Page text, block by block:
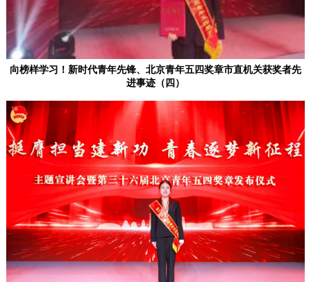
政民互动
12345网上接诉即办 我要咨询 我要建议
参与调查 在线访谈 图说互动
走进北京
北京概况 十六区概览 人文北京
绿色北京 图说北京 视频北京
多语种
向榜样学习！新时代青年先锋、北京青年五四奖章市直机关获奖者先
进事迹（四）